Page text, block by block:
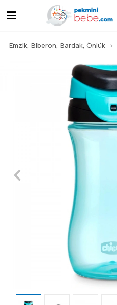
Emzik, Biberon, Bardak, Önlük